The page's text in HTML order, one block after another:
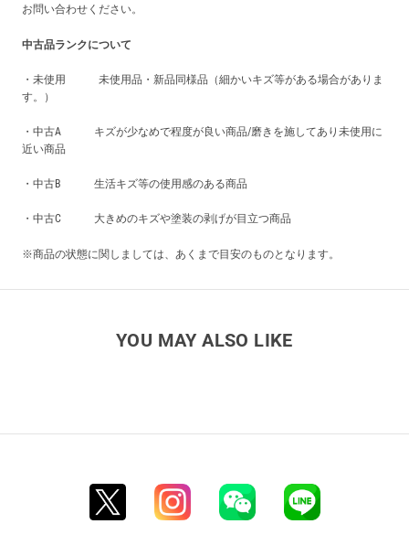
お問い合わせください。
中古品ランクについて
・未使用 未使用品・新品同様品（細かいキズ等がある場合がありま
す。）
・中古A キズが少なめで程度が良い商品/磨きを施してあり未使用に
近い商品
・中古B 生活キズ等の使用感のある商品
・中古C 大きめのキズや塗装の剥げが目立つ商品
※商品の状態に関しましては、あくまで目安のものとなります。
YOU MAY ALSO LIKE